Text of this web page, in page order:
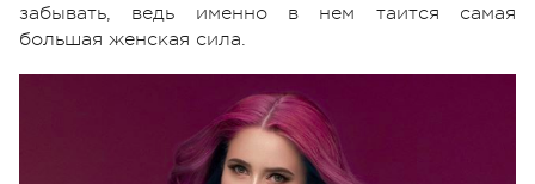
забывать, ведь именно в нем таится самая
большая женская сила.